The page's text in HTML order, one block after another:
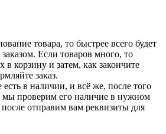
товара, то быстрее всего будет
Если товаров много, то
в корзину и затем, как закончите
заказ.
есть в наличии, и всё же, после того
мы проверим его наличие в нужном
после отправим вам реквизиты для